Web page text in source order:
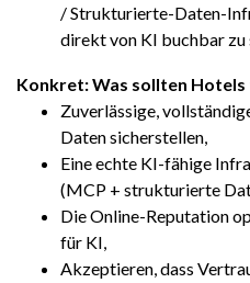
/ Strukturierte-Daten-
direkt von KI buchbar zu
Konkret: Was sollten Hotels
Zuverlässige,
Daten sicherstellen,
Eine echte KI-fähige
(MCP + strukturierte
Die Online-Reputation
für KI,
Akzeptieren, dass